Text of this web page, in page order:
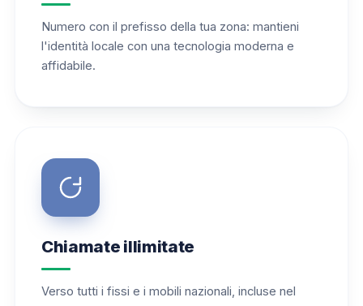
Numero con il prefisso della tua zona: mantieni
l'identità locale con una tecnologia moderna e
affidabile.
Chiamate illimitate
Verso tutti i fissi e i mobili nazionali, incluse nel